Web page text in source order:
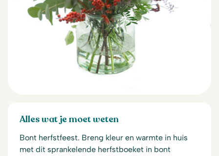
Alles wat je moet weten
Bont herfstfeest. Breng kleur en warmte in huis
met dit sprankelende herfstboeket in bont